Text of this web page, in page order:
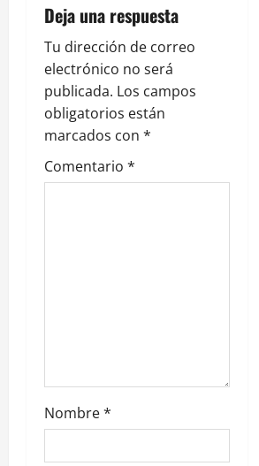
d
e
e
n
t
Deja una respuesta
Tu dirección de correo
electrónico no será
publicada. Los campos
obligatorios están
marcados con *
Comentario *
Nombre*